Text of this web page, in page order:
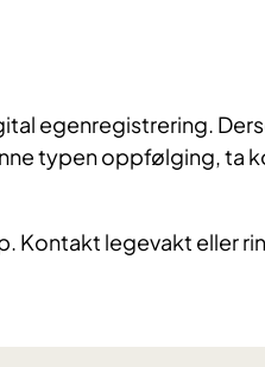
egenregistrering.
typen oppfølging, ta
Kontakt legevakt eller